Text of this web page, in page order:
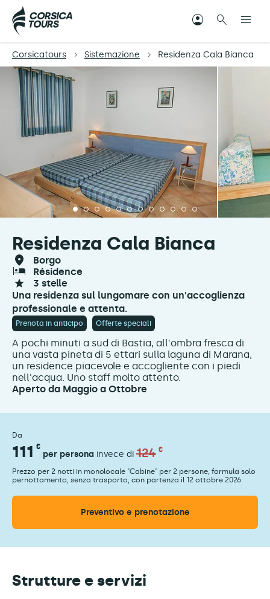
Corsicatours Sistemazione Residenza Cala Bianca
Residenza Cala Bianca
borgo
résidence
3 stelle
Una residenza sul lungomare con un'accoglienza
professionale e attenta.
Prenota in anticipo Offerte speciali
A pochi minuti a sud di Bastia, all'ombra fresca di
una vasta pineta di 5 ettari sulla laguna di Marana,
un residence piacevole e accogliente con i piedi
nell'acqua. Uno staff molto attento.
Aperto da Maggio a Ottobre
Da
111 €
per persona invece di 124 €
Prezzo per 2 notti in monolocale "Cabine" per 2 persone, formula solo
pernottamento, senza trasporto, con partenza il 12 ottobre 2026
Preventivo e prenotazione
Strutture e servizi